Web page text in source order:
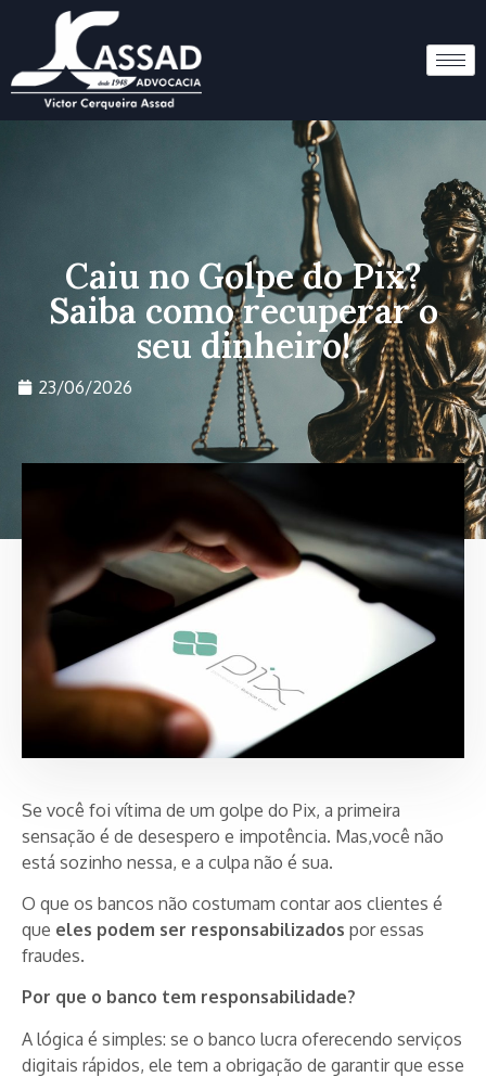
Caiu no Golpe do Pix?
Saiba como recuperar o
seu dinheiro!
23/06/2026
Se você foi vítima de um golpe do Pix, a primeira
sensação é de desespero e impotência. Mas,você não
está sozinho nessa, e a culpa não é sua.
O que os bancos não costumam contar aos clientes é
que eles podem ser responsabilizados por essas
fraudes.
Por que o banco tem responsabilidade?
A lógica é simples: se o banco lucra oferecendo serviços
digitais rápidos, ele tem a obrigação de garantir que esse